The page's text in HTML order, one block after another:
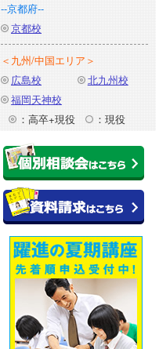
--京都府--
京都校
＜九州/中国エリア＞
広島校
北九州校
福岡天神校
：高卒+現役
：現役